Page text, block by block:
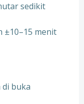
sedikit
±10–15 menit
di buka